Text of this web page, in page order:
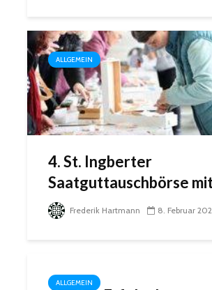
ALLGEMEIN
4. St. Ingberter
Saatguttauschbörse
Frederik Hartmann 8. Februar
ALLGEMEIN